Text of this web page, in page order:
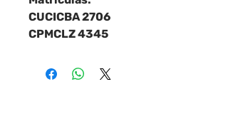
CUCICBA 2706
CPMCLZ 4345